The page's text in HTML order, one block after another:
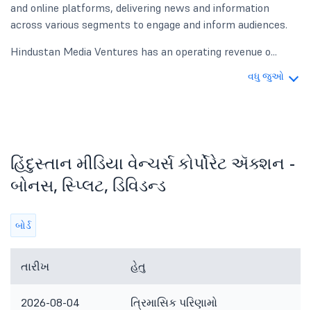
and online platforms, delivering news and information
across various segments to engage and inform audiences.
Hindustan Media Ventures has an operating revenue o...
વધુ જુઓ
હિંદુસ્તાન મીડિયા વેન્ચર્સ કોર્પોરેટ ઍક્શન -
બોનસ, સ્પ્લિટ, ડિવિડન્ડ
બોર્ડ
તારીખ હેતુ
2026-08-04 ત્રિમાસિક પરિણામો